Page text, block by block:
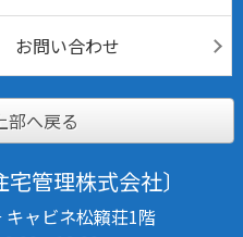
お問い合わせ
部へ戻る
管理株式会社〕
ャビネ松籟荘1階